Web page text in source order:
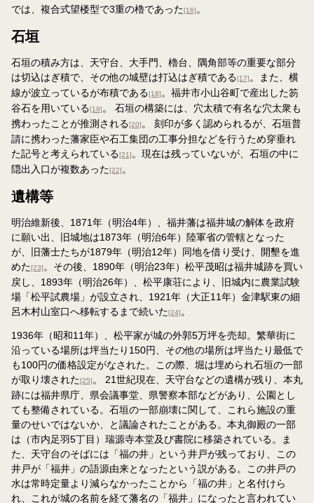
では、複合式望楼型で3重の櫓であった[16] 。
石垣
石垣の積み方は、天守台、大手門、櫓台、隅角部等の重要な部分
は切込はぎ積で、その他の城壁は打込はぎ積である[17] 。また、横
線が波立っているが布積である[18] 。福井市小山谷町で産出した笏
谷石を用いている[19] 。 石垣の構築には、穴太積で有名な穴太衆も
携わったことが推測される[20] 。 刻印が多く認められるが、石垣普
請に携わった藩家臣や石工集団の工事分担などを行うため穿垂れ
た記号と考えられている[21] 。現在は残っていないが、石垣の中に
隠出入口が複数あった[22] 。
遺構等
明治維新後、1871年（明治4年）、福井藩は福井城の解体を政府
に願い出、旧城地は1873年（明治6年）陸軍省の管轄となった
が、旧藩士たちが1879年（明治12年）同地を借り受け、開墾を進
めた[23] 。その後、1890年（明治23年）松平茂昭は福井城跡を買い
戻し、1893年（明治26年）、松平康荘により、旧城内に農業試験
場「松平試農場」が設立され、1921年（大正11年）金津駅東の細
呂木村山室口へ移転するまで続いた[24] 。
1936年（昭和11年）、松平家が城の外郭5万坪を売却。繁華街に
沿っている場所は坪当たり150円、その他の場所は坪当たり最低で
も100円の価格設定がなされた。この際、堀は埋められ石垣の一部
が取り壊された[25] 。 21世紀現在、天守台などの遺構が残り、本丸
跡には福井県庁、県会議事堂、県警察本部などがあり、公園とし
ても整備されている。石垣の一部崩壊に関して、これら施設の重
量のせいではないか、と議論されたことがある。本丸御殿の一部
は（市内足羽5丁目）瑞源寺本堂及び書院に移築されている。ま
た、天守台のそばには「福の井」という井戸が残っており、この
井戸が「福井」の語源由来となったという説がある。この井戸の
水は常時定量より減らなかったことから「福の井」と名付けら
れ、これが城の名前を経て藩名の「福井」になったと言われてい